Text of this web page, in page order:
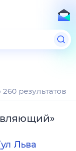
результатов
»
Льва